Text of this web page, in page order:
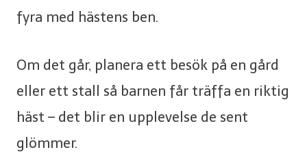
fyra med hästens ben.
Om det går, planera ett besök på en gård
eller ett stall så barnen får träffa en riktig
häst – det blir en upplevelse de sent
glömmer.